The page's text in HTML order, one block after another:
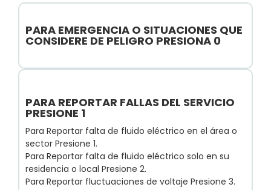
PARA EMERGENCIA O SITUACIONES QUE
CONSIDERE DE PELIGRO PRESIONA 0
PARA REPORTAR FALLAS DEL SERVICIO
PRESIONE 1
Para Reportar falta de fluido eléctrico en el área o
sector Presione 1.
Para Reportar falta de fluido eléctrico solo en su
residencia o local Presione 2.
Para Reportar fluctuaciones de voltaje Presione 3.